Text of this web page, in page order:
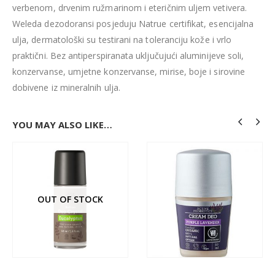
verbenom, drvenim ružmarinom i eteričnim uljem vetivera.
Weleda dezodoransi posjeduju Natrue certifikat, esencijalna
ulja, dermatološki su testirani na toleranciju kože i vrlo
praktični. Bez antiperspiranata uključujući aluminijeve soli,
konzervanse, umjetne konzervanse, mirise, boje i sirovine
dobivene iz mineralnih ulja.
YOU MAY ALSO LIKE…
OUT OF STOCK